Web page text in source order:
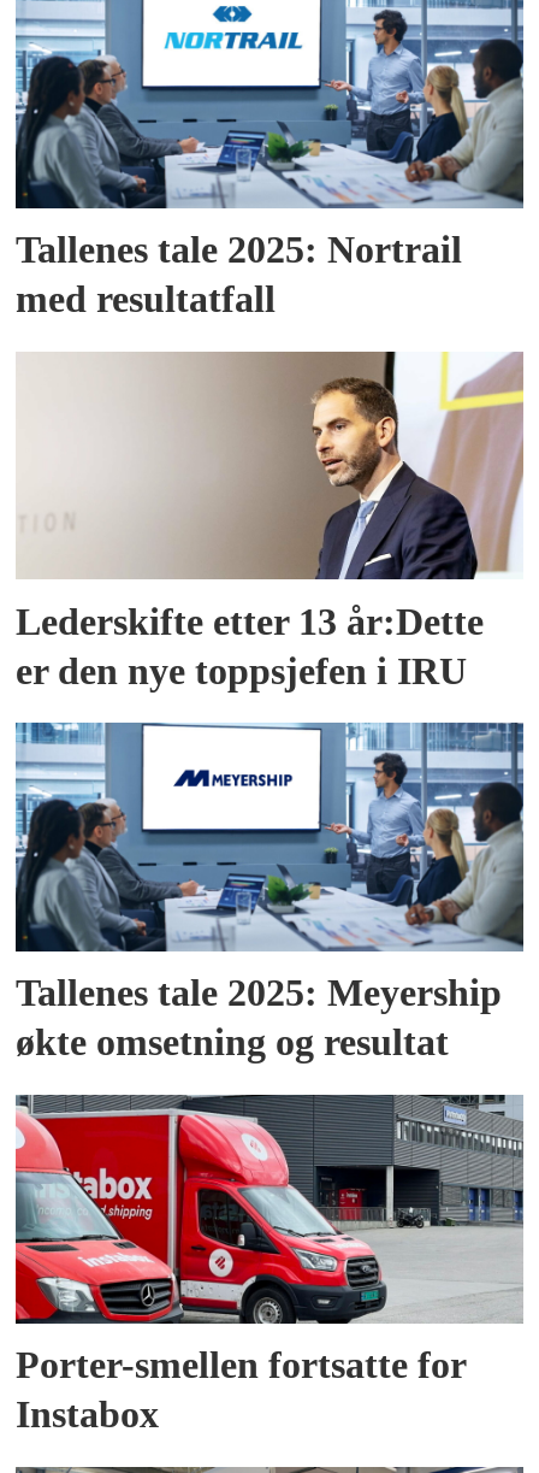
Tallenes tale 2025: Nortrail
med resultatfall
Lederskifte etter 13 år:Dette
er den nye toppsjefen i IRU
Tallenes tale 2025: Meyership
økte omsetning og resultat
Porter-smellen fortsatte for
Instabox